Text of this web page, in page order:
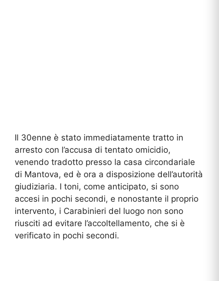
Il 30enne è stato immediatamente tratto in
arresto con l’accusa di tentato omicidio,
venendo tradotto presso la casa circondariale
di Mantova, ed è ora a disposizione dell’autorità
giudiziaria. I toni, come anticipato, si sono
accesi in pochi secondi, e nonostante il proprio
intervento, i Carabinieri del luogo non sono
riusciti ad evitare l’accoltellamento, che si è
verificato in pochi secondi.